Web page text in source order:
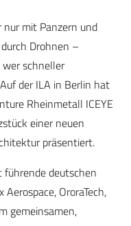
mit Panzern und
Drohnen –
schneller
der ILA in Berlin hat
Rheinmetall ICEYE
einer neuen
präsentiert.
deutschen
OroraTech,
gemeinsamen,